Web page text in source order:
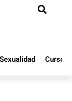
Cursos